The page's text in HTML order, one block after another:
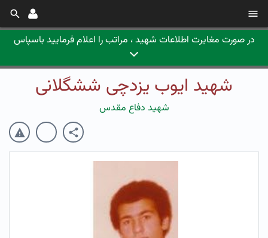
در صورت مغایرت اطلاعات شهید ، مراتب را اعلام فرمایید باسپاس
شهید ایوب یزدچی ششگلانی
شهید دفاع مقدس